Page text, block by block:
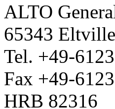
ALTO
65343
Tel. +49-
Fax +49-
HRB 82316